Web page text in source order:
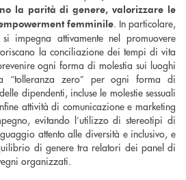
la parità di genere, valorizzare le
femminile. In particolare,
impegna attivamente nel promuovere
la conciliazione dei tempi di vita
ogni forma di molestia sui luoghi
“tolleranza zero” per ogni forma di
dipendenti, incluse le molestie sessuali
attività di comunicazione e marketing
evitando l’utilizzo di stereotipi di
attento alle diversità e inclusivo, e
di genere tra relatori dei panel di
organizzati.